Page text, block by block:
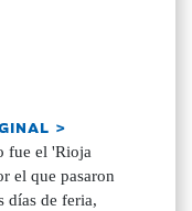
>
fue el 'Rioja
el que pasaron
días de feria,